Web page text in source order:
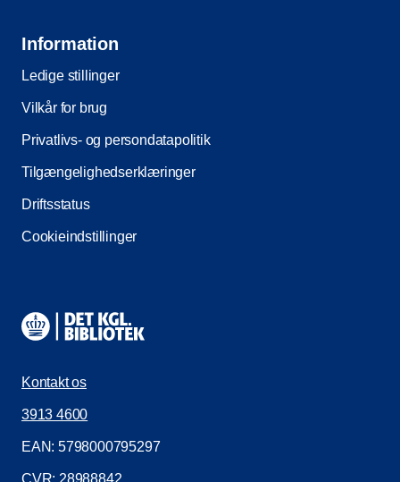
Information
Ledige stillinger
Vilkår for brug
Privatlivs- og persondatapolitik
Tilgængelighedserklæringer
Driftsstatus
Cookieindstillinger
Kontaktinformationer
Kontakt os
3913 4600
EAN: 5798000795297